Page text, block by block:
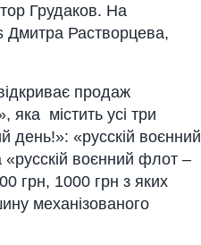
Грудаков. На
Дмитра Растворцева,
продаж
яка містить усі три
день!»: «русскій воєнний
воєнний флот –
грн, 1000 грн з яких
механізованого